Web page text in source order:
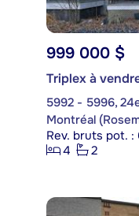
999 000 $
Triplex à
5992 - 5996,
Montréal
Rev. bruts pot.
4
2